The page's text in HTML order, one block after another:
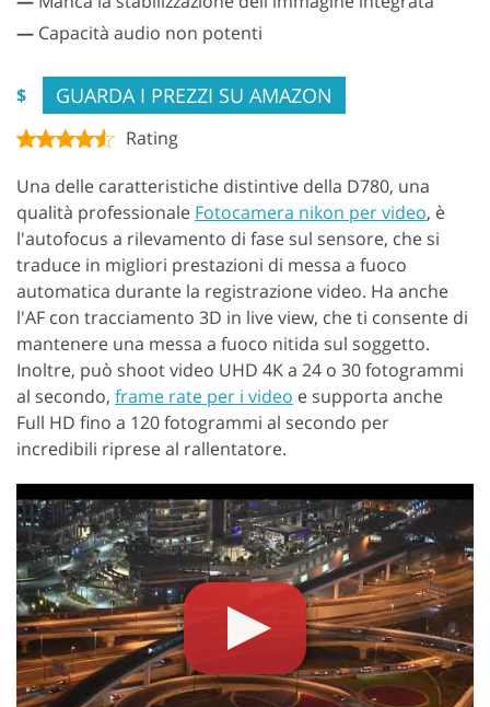
— Capacità audio non potenti
$ GUARDA I PREZZI SU AMAZON
Rating
Una delle caratteristiche distintive della D780, una
qualità professionale Fotocamera nikon per video, è
l'autofocus a rilevamento di fase sul sensore, che si
traduce in migliori prestazioni di messa a fuoco
automatica durante la registrazione video. Ha anche
l'AF con tracciamento 3D in live view, che ti consente di
mantenere una messa a fuoco nitida sul soggetto.
Inoltre, può shoot video UHD 4K a 24 o 30 fotogrammi
al secondo, frame rate per i video e supporta anche
Full HD fino a 120 fotogrammi al secondo per
incredibili riprese al rallentatore.